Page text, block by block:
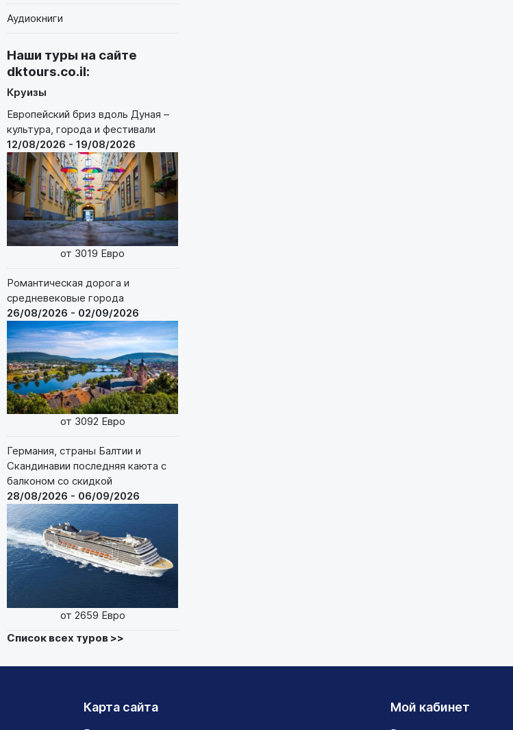
Аудиокниги
Наши туры на сайте
dktours.co.il:
Круизы
Европейский бриз вдоль Дуная –
культура, города и фестивали
12/08/2026 - 19/08/2026
от 3019 Евро
Романтическая дорога и
средневековые города
26/08/2026 - 02/09/2026
от 3092 Евро
Германия, страны Балтии и
Скандинавии последняя каюта с
балконом со скидкой
28/08/2026 - 06/09/2026
от 2659 Евро
Список всех туров >>
Карта сайта Мой кабинет